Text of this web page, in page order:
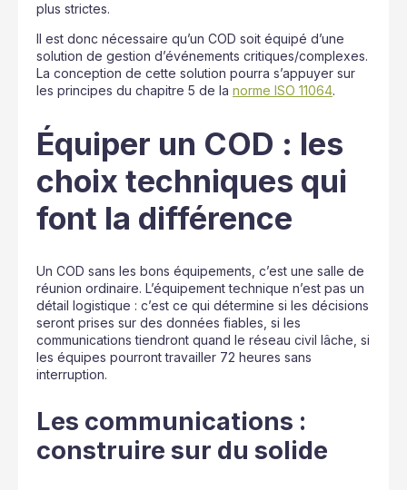
plus strictes.
Il est donc nécessaire qu’un COD soit équipé d’une
solution de gestion d’événements critiques/complexes.
La conception de cette solution pourra s’appuyer sur
les principes du chapitre 5 de la norme ISO 11064.
Équiper un COD : les
choix techniques qui
font la différence
Un COD sans les bons équipements, c’est une salle de
réunion ordinaire. L’équipement technique n’est pas un
détail logistique : c’est ce qui détermine si les décisions
seront prises sur des données fiables, si les
communications tiendront quand le réseau civil lâche, si
les équipes pourront travailler 72 heures sans
interruption.
Les communications :
construire sur du solide